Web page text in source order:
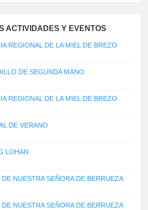
ACTIVIDADES Y EVENTOS
REGIONAL DE LA MIEL DE BREZO
DE SEGUNDA MANO
REGIONAL DE LA MIEL DE BREZO
DE VERANO
LOHAN
DE NUESTRA SEÑORA DE BERRUEZA
DE NUESTRA SEÑORA DE BERRUEZA